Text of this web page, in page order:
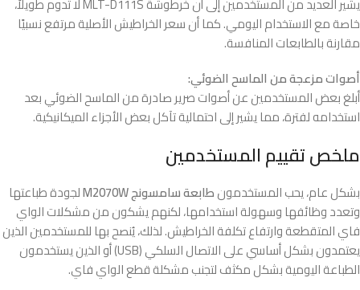
خاصة مع الاستخدام اليومي. كما أن سعر الخراطيش الأصلية مرتفع نسبيًا
مقارنة بالطابعات المنافسة.
أصوات مزعجة من الماسح الضوئي:
أبلغ بعض المستخدمين عن أصوات صرير صادرة من الماسح الضوئي بعد
استخدامه لفترة، مما يشير إلى احتمالية تآكل بعض الأجزاء الميكانيكية.
ملخص تقييم المستخدمين
بشكل عام، يحب المستخدمونطابعة سامسونج M2070W
لجودة طباعتها
وتعدد وظائفها وسهولة استخدامها، لكنهم يشكون من مشكلات الواي
فاي المتقطعة وارتفاع تكلفة الخراطيش. لذلك، يُنصح بها للمستخدمين الذين
يعتمدون بشكل أساسي على الاتصال السلكي (USB) أو الذين يستخدمون
الطباعة اليومية بشكل مكثف لتجنب مشكلة قطع الواي فاي.